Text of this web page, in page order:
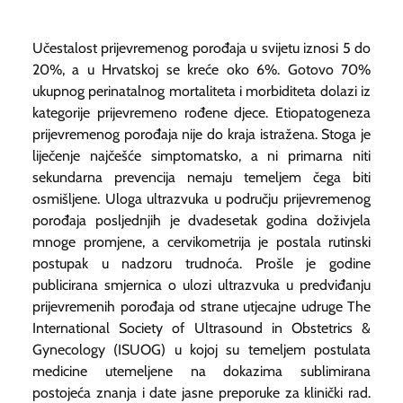
Učestalost prijevremenog porođaja u svijetu iznosi 5 do
20%, a u Hrvatskoj se kreće oko 6%. Gotovo 70%
ukupnog perinatalnog mortaliteta i morbiditeta dolazi iz
kategorije prijevremeno rođene djece. Etiopatogeneza
prijevremenog porođaja nije do kraja istražena. Stoga je
liječenje najčešće simptomatsko, a ni primarna niti
sekundarna prevencija nemaju temeljem čega biti
osmišljene. Uloga ultrazvuka u području prijevremenog
porođaja posljednjih je dvadesetak godina doživjela
mnoge promjene, a cervikometrija je postala rutinski
postupak u nadzoru trudnoća. Prošle je godine
publicirana smjernica o ulozi ultrazvuka u predviđanju
prijevremenih porođaja od strane utjecajne udruge The
International Society of Ultrasound in Obstetrics &
Gynecology (ISUOG) u kojoj su temeljem postulata
medicine utemeljene na dokazima sublimirana
postojeća znanja i date jasne preporuke za klinički rad.